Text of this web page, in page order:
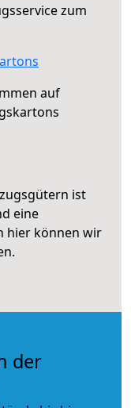
zum
auf
ist
eine
hier können wir
der